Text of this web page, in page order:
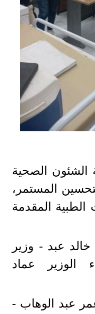
الشئون الصحية
المستمر،
الطبية المقدمة
عبد - وزير
الوزير عماد
عبد الوهاب -